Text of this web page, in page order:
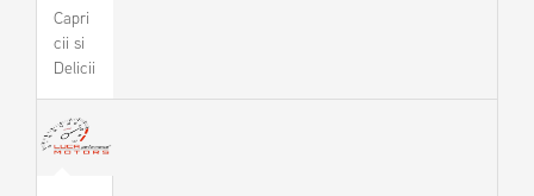
Capri
cii si
Delicii